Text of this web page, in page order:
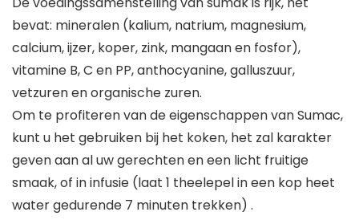
bevat: mineralen (kalium, natrium, magnesium,
calcium, ijzer, koper, zink, mangaan en fosfor),
vitamine B, C en PP, anthocyanine, galluszuur,
vetzuren en organische zuren.
Om te profiteren van de eigenschappen van Sumac,
kunt u het gebruiken bij het koken, het zal karakter
geven aan al uw gerechten en een licht fruitige
smaak, of in infusie (laat 1 theelepel in een kop heet
water gedurende 7 minuten trekken) .